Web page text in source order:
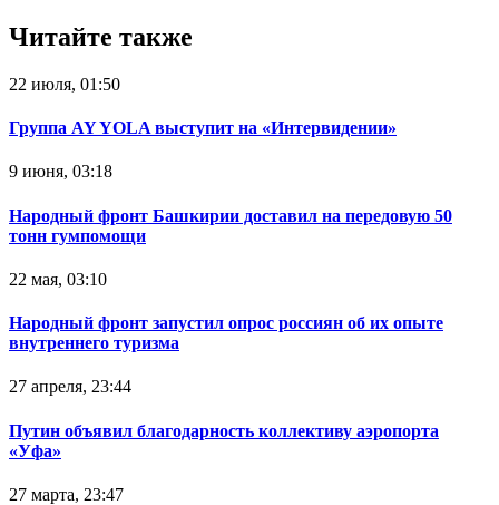
Читайте также
22 июля, 01:50
Группа AY YOLA выступит на «Интервидении»
9 июня, 03:18
Народный фронт Башкирии доставил на передовую 50
тонн гумпомощи
22 мая, 03:10
Народный фронт запустил опрос россиян об их опыте
внутреннего туризма
27 апреля, 23:44
Путин объявил благодарность коллективу аэропорта
«Уфа»
27 марта, 23:47